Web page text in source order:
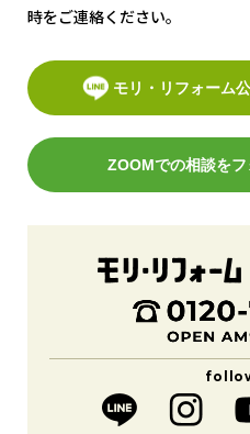
時をご連絡ください。
モリ・リフォーム
ZOOMでの相談を